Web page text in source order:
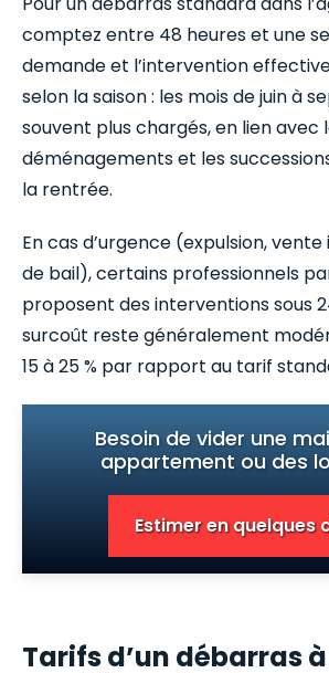
comptez entre 48 heures et une
demande et l’intervention
selon la saison : les mois de juin à
souvent plus chargés, en lien avec
déménagements et les
la rentrée.
En cas d’urgence (expulsion,
de bail), certains professionnels
proposent des interventions sous
surcoût reste généralement
15 à 25 % par rapport au tarif
Besoin de vider une
appartement ou des
Estimer en quelques
Tarifs d’un débarras